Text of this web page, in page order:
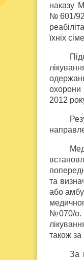
наказу
№601/
їхніх
охорони
2012
та
або
№070/о.
також за
За